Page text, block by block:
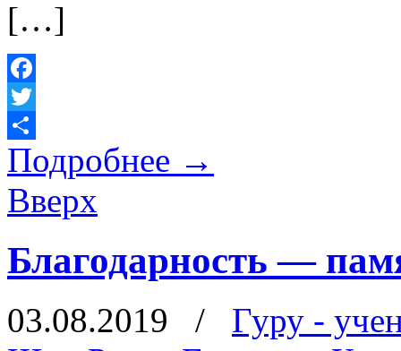
[…]
Facebook
Twitter
Отправить
Подробнее →
Вверх
Благодарность —
03.08.2019 /
Гуру -